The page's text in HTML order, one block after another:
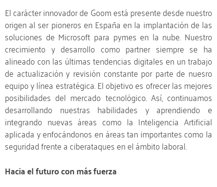
El carácter innovador de Goom está presente desde nuestro
origen al ser pioneros en España en la implantación de las
soluciones de Microsoft para pymes en la nube. Nuestro
crecimiento y desarrollo como partner siempre se ha
alineado con las últimas tendencias digitales en un trabajo
de actualización y revisión constante por parte de nuesro
equipo y línea estratégica. El objetivo es ofrecer las mejores
posibilidades del mercado tecnológico. Así, continuamos
desarrollando nuestras habilidades y aprendiendo e
integrando nuevas áreas como la Inteligencia Artificial
aplicada y enfocándonos en áreas tan importantes como la
seguridad frente a ciberataques en el ámbito laboral.
Hacia el futuro con más fuerza